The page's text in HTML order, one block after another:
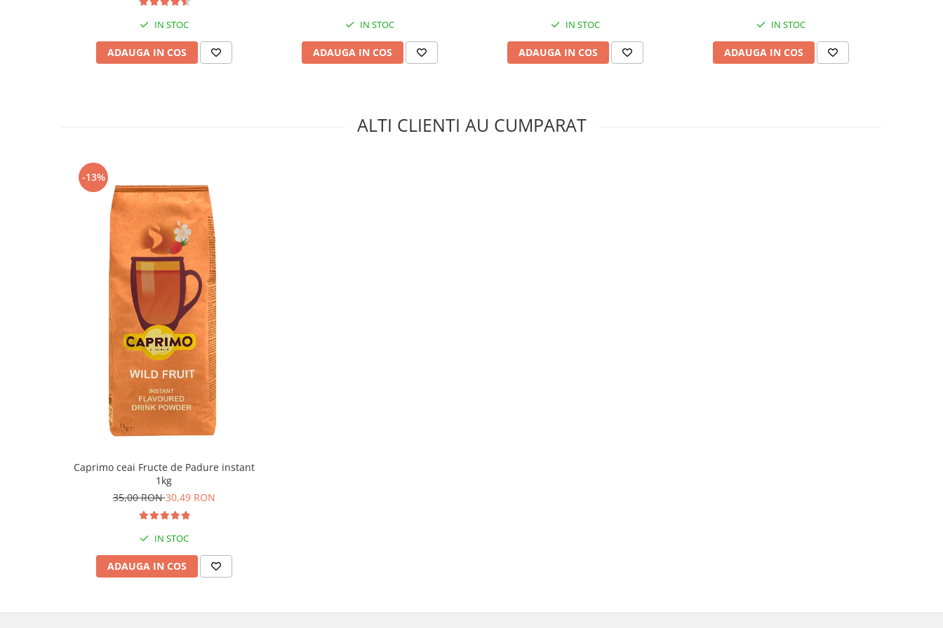
IN STOC
ADAUGA IN COS
IN STOC
ADAUGA IN COS
IN STOC
ADAUGA IN COS
IN STOC
ADAUGA IN COS
ALTI CLIENTI AU CUMPARAT
-13%
Caprimo ceai Fructe de Padure instant
1kg
35,00 RON30,49 RON
IN STOC
ADAUGA IN COS